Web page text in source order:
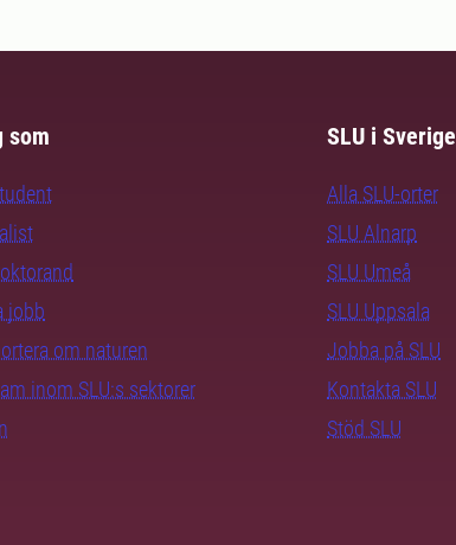
som
jobb
om naturen
inom SLU:s sektorer
SLU i Sverige
Alla SLU-orter
SLU Alnarp
SLU Umeå
SLU Uppsala
Jobba på SLU
Kontakta SLU
Stöd SLU